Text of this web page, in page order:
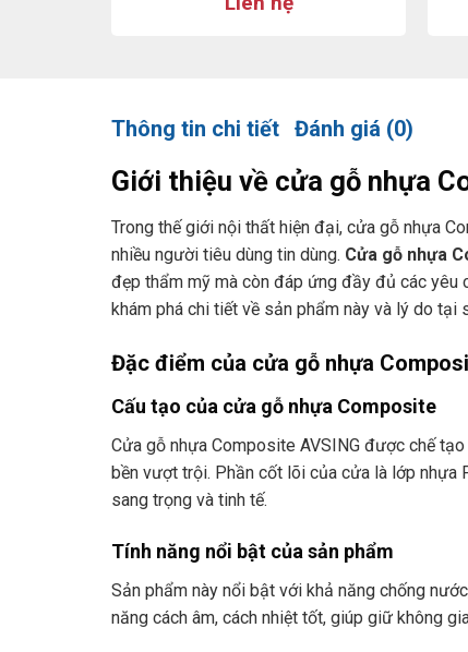
Thông tin chi tiết Đánh giá (0)
Giới thiệu về cửa gỗ nhựa
Trong thế giới nội thất hiện đại, cửa gỗ nhựa
nhiều người tiêu dùng tin dùng. Cửa gỗ nhựa
đẹp thẩm mỹ mà còn đáp ứng đầy đủ các yêu
khám phá chi tiết về sản phẩm này và lý do tại
Đặc điểm của cửa gỗ nhựa
Cấu tạo của cửa gỗ nhựa Composite
Cửa gỗ nhựa Composite AVSING được chế
bền vượt trội. Phần cốt lõi của cửa là lớp nhựa
sang trọng và tinh tế.
Tính năng nổi bật của sản phẩm
Sản phẩm này nổi bật với khả năng chống
năng cách âm, cách nhiệt tốt, giúp giữ không